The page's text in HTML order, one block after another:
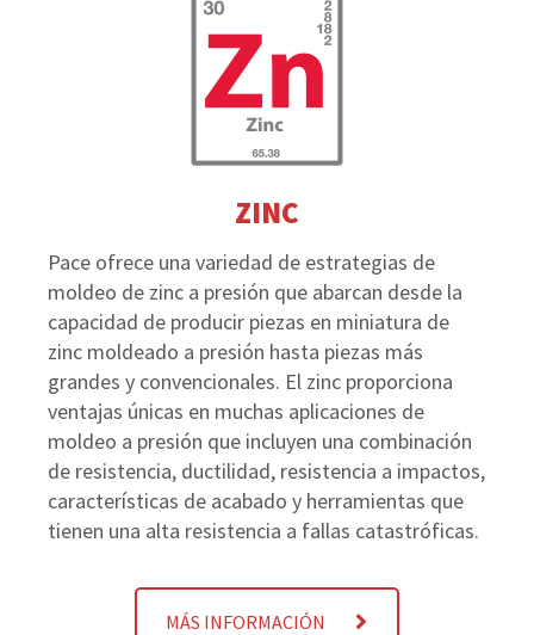
ZINC
Pace ofrece una variedad de estrategias de
moldeo de zinc a presión que abarcan desde la
capacidad de producir piezas en miniatura de
zinc moldeado a presión hasta piezas más
grandes y convencionales. El zinc proporciona
ventajas únicas en muchas aplicaciones de
moldeo a presión que incluyen una combinación
de resistencia, ductilidad, resistencia a impactos,
características de acabado y herramientas que
tienen una alta resistencia a fallas catastróficas.
MÁS INFORMACIÓN